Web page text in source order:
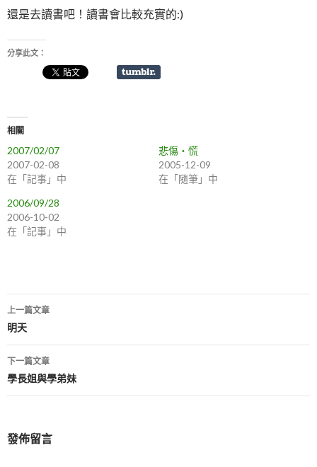
還是去讀書吧！讀書會比較充實的:)
分享此文：
相關
2007/02/07
2007-02-08
在「記事」中
悲傷‧慌
2005-12-09
在「隨筆」中
2006/09/28
2006-10-02
在「記事」中
文
章
導
列
上一篇文章
明天
下一篇文章
學長姐與學弟妹
發佈留言